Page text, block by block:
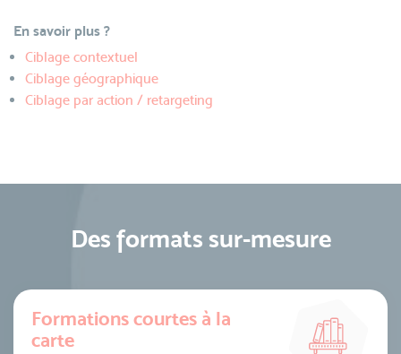
En savoir plus ?
Ciblage contextuel
Ciblage géographique
Ciblage par action / retargeting
Des formats sur-mesure
Formations courtes à la
carte